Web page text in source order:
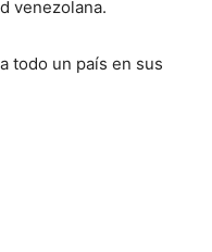
venezolana.
todo un país en sus